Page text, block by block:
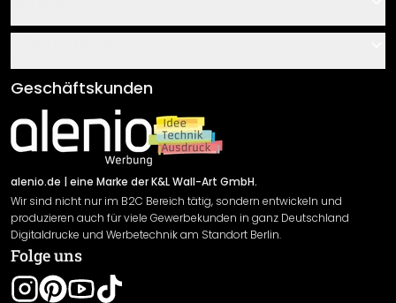
Über uns
Klebe- und Montageanleitungen
Newsletter An-/Abmeldung
Sendungsverfolgung
AGB
Impressum
Versand & Zahlung
Rücksendung
Widerrufsrecht
Datenschutzerklärung
Gewährleistung
Leistungserklärung / CE-Zeichen
Geschäftskunden
alenio.de | eine Marke der K&L Wall-Art GmbH.
Wir sind nicht nur im B2C Bereich tätig, sondern entwickeln und
produzieren auch für viele Gewerbekunden in ganz Deutschland
Digitaldrucke und Werbetechnik am Standort Berlin.
Folge uns